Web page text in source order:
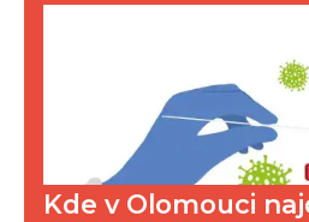
Kde v Olomouci